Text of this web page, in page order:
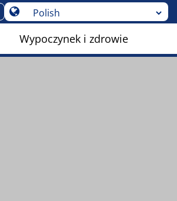
Wypoczynek i zdrowie